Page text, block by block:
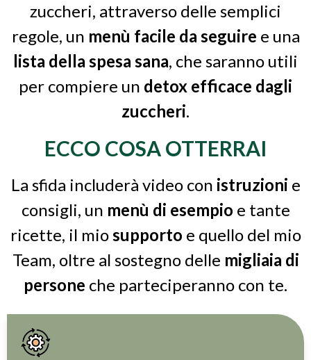
zuccheri, attraverso delle semplici
regole, un menù facile da seguire e una
lista della spesa sana, che saranno utili
per compiere un detox efficace dagli
zuccheri.
ECCO COSA OTTERRAI
La sfida includerà video con istruzioni e
consigli, un menù di esempio e tante
ricette, il mio supporto e quello del mio
Team, oltre al sostegno delle migliaia di
persone che parteciperanno con te.